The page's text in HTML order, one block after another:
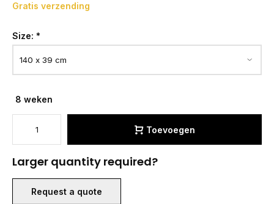
Gratis verzending
Size: *
8 weken
Toevoegen
Larger quantity required?
Request a quote